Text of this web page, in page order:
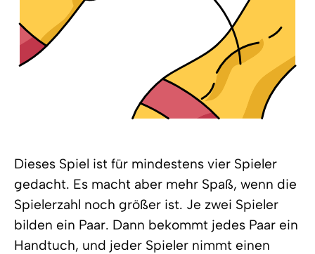
Dieses Spiel ist für mindestens vier Spieler
gedacht. Es macht aber mehr Spaß, wenn die
Spielerzahl noch größer ist. Je zwei Spieler
bilden ein Paar. Dann bekommt jedes Paar ein
Handtuch, und jeder Spieler nimmt einen